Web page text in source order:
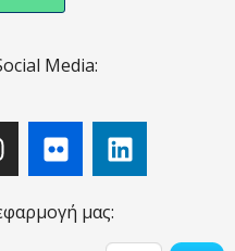
Media:
μας: